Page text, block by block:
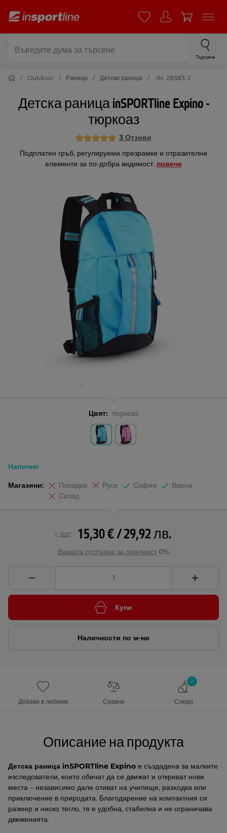
Търсене
Outdoor Раници Детски раници IN: 28383-2
Детска раница inSPORTline Expino -
тюркоаз
3 Отзиви
Подплатен гръб, регулируеми презрамки и отразителни
елементи за по-добра видимост. повече
Цвят: тюркоаз
Налично
Магазини: Пловдив Русе София
Варна
Склад
15,30 € / 29,92 лв.
с ДДС
Вашата отстъпка за лоялност 0%
Купи
Наличности по м-ни
Добави в любими Сравни Следи
Описание на продукта
Детска раница inSPORTline Expino е създадена за малките
изследователи, които обичат да се движат и откриват нови
места – независимо дали отиват на училище, разходка или
приключение в природата. Благодарение на компактния си
размер и ниско тегло, тя е удобна, стабилна и не ограничава
движенията.